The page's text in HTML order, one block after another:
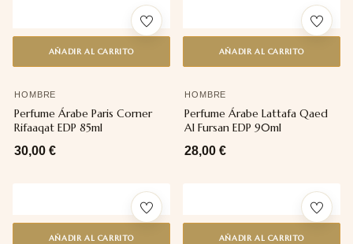
AÑADIR AL CARRITO
HOMBRE
Perfume Árabe Paris Corner
Rifaaqat EDP 85ml
30,00 €
AÑADIR AL CARRITO
HOMBRE
Perfume Árabe Lattafa Qaed
Al Fursan EDP 90ml
28,00 €
AÑADIR AL CARRITO AÑADIR AL CARRITO